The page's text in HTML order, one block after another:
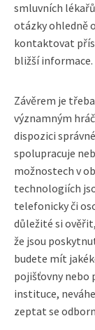
smluvních
otázky ohledně
kontaktovat
bližší informace.
Závěrem je
významným
dispozici
spolupracuje
možnostech v
technologiích
telefonicky či
důležité si
že jsou
budete mít
pojišťovny
instituce,
zeptat se